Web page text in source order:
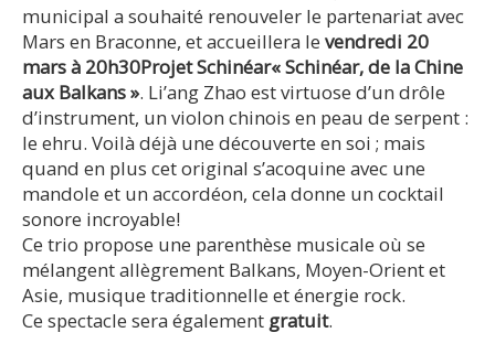
municipal a souhaité renouveler le partenariat avec
Mars en Braconne, et accueillera le vendredi 20
mars à 20h30Projet Schinéar« Schinéar, de la Chine
aux Balkans ». Li’ang Zhao est virtuose d’un drôle
d’instrument, un violon chinois en peau de serpent :
le ehru. Voilà déjà une découverte en soi ; mais
quand en plus cet original s’acoquine avec une
mandole et un accordéon, cela donne un cocktail
sonore incroyable!
Ce trio propose une parenthèse musicale où se
mélangent allègrement Balkans, Moyen-Orient et
Asie, musique traditionnelle et énergie rock.
Ce spectacle sera également gratuit.